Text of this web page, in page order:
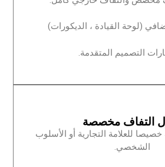
(لوحة القيادة ، الديكورات)‏
التصميم المتقدمة.‏
التفاف مخصصة‏
للعلامة التجارية أو الأسلوب
الشخصي.‏